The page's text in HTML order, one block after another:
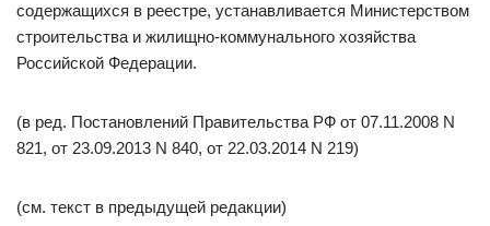
содержащихся в реестре, устанавливается Министерством
строительства и жилищно-коммунального хозяйства
Российской Федерации.
(в ред. Постановлений Правительства РФ от 07.11.2008 N
821, от 23.09.2013 N 840, от 22.03.2014 N 219)
(см. текст в предыдущей редакции)